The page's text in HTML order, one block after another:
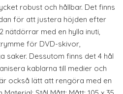
robust och hållbar. Det finns
för att justera höjden efter
nätdörrar med en hylla inuti,
för DVD-skivor,
saker. Dessutom finns det 4 hål
kablarna till medier och
också lätt att rengöra med en